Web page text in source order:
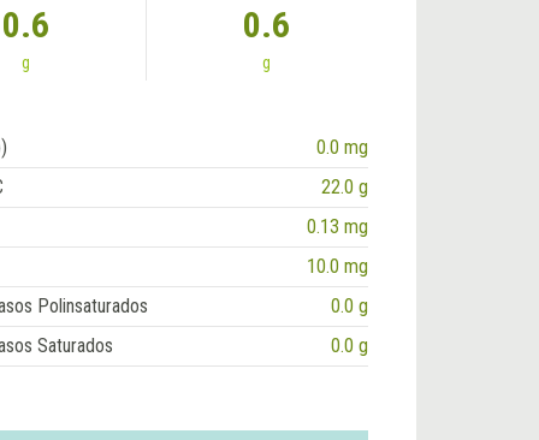
0.6
g
0.6
g
0.0 mg
22.0 g
0.13 mg
10.0 mg
Polinsaturados
0.0 g
Saturados
0.0 g